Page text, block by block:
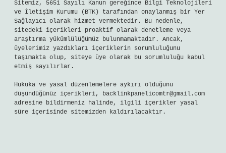
Sitemiz, 5651 Sayılı Kanun gereğince Bilgi Teknolojileri
ve İletişim Kurumu (BTK) tarafından onaylanmış bir Yer
Sağlayıcı olarak hizmet vermektedir. Bu nedenle,
sitedeki içerikleri proaktif olarak denetleme veya
araştırma yükümlülüğümüz bulunmamaktadır. Ancak,
üyelerimiz yazdıkları içeriklerin sorumluluğunu
taşımakta olup, siteye üye olarak bu sorumluluğu kabul
etmiş sayılırlar.
Hukuka ve yasal düzenlemelere aykırı olduğunu
düşündüğünüz içerikleri, backlinkpanelicomtr@gmail.com
adresine bildirmeniz halinde, ilgili içerikler yasal
süre içerisinde sitemizden kaldırılacaktır.